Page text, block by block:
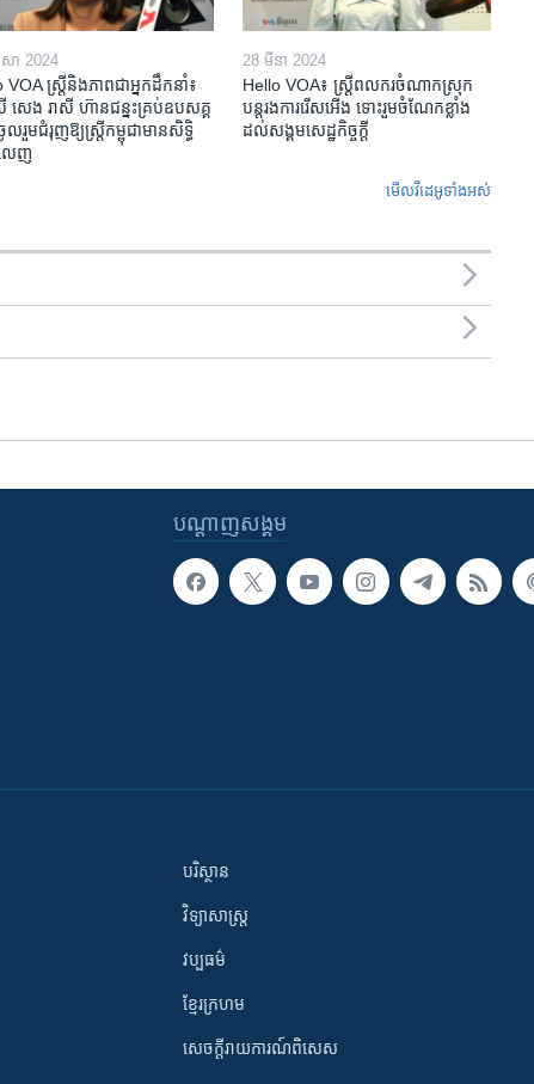
ា 2024
VOA ស្ត្រីនិងភាពជាអ្នកដឹកនាំ៖
សេង រាសី ហ៊ានជន្នះគ្រប់ឧបសគ្គ
លរួមជំរុញឱ្យស្រ្តីកម្ពុជាមានសិទ្ធិ
េញ
28 មីនា 2024
Hello VOA៖ ស្រ្តីពលករចំណាកស្រុក
បន្តរងការរើសអើង ទោះរួមចំណែកខ្លាំង
ដល់សង្គមសេដ្ឋកិច្ចក្តី
មើល​វីដេអូ​ទាំង​អស់
បណ្តាញ​សង្គម
បរិស្ថាន
វិទ្យាសាស្រ្ត
វប្បធម៌
ខ្មែរក្រហម
សេចក្តីរាយការណ៍ពិសេស